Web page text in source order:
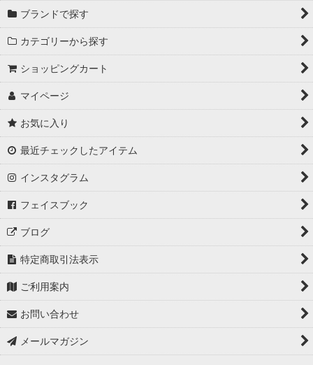
ブランドで探す
カテゴリーから探す
ショッピングカート
マイページ
お気に入り
最近チェックしたアイテム
インスタグラム
フェイスブック
ブログ
特定商取引法表示
ご利用案内
お問い合わせ
メールマガジン